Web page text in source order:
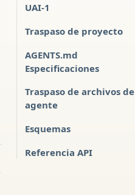
UAI-1
Traspaso de proyecto
AGENTS.md
Especificaciones
Traspaso de archivos de
agente
Esquemas
Referencia API